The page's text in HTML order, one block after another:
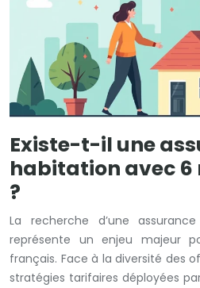
Existe-t-il une
habitation avec
?
La recherche d’une
représente un enjeu majeur
français. Face à la diversité des
stratégies tarifaires déployées